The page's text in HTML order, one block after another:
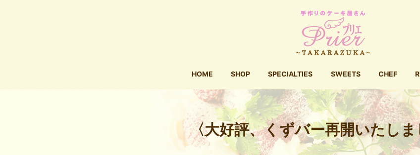
HOME SHOP SPECIALTIES SWEETS CHEF
〈大好評、くずバー再開いたし